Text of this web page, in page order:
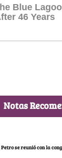
Notas
Petro se reunió con la